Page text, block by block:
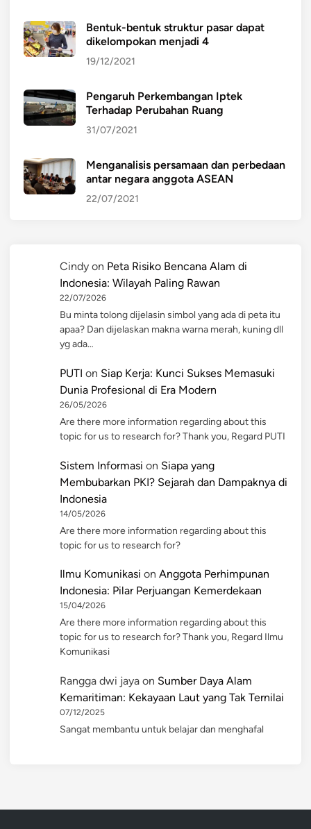
Bentuk-bentuk struktur pasar dapat
dikelompokan menjadi 4
19/12/2021
Pengaruh Perkembangan Iptek
Terhadap Perubahan Ruang
31/07/2021
Menganalisis persamaan dan perbedaan
antar negara anggota ASEAN
22/07/2021
Cindy on Peta Risiko Bencana Alam di
Indonesia: Wilayah Paling Rawan
22/07/2026
Bu minta tolong dijelasin simbol yang ada di peta itu
apaa? Dan dijelaskan makna warna merah, kuning dll
yg ada…
PUTI on Siap Kerja: Kunci Sukses Memasuki
Dunia Profesional di Era Modern
26/05/2026
Are there more information regarding about this
topic for us to research for? Thank you, Regard PUTI
Sistem Informasi on Siapa yang
Membubarkan PKI? Sejarah dan Dampaknya di
Indonesia
14/05/2026
Are there more information regarding about this
topic for us to research for?
Ilmu Komunikasi on Anggota Perhimpunan
Indonesia: Pilar Perjuangan Kemerdekaan
15/04/2026
Are there more information regarding about this
topic for us to research for? Thank you, Regard Ilmu
Komunikasi
Rangga dwi jaya on Sumber Daya Alam
Kemaritiman: Kekayaan Laut yang Tak Ternilai
07/12/2025
Sangat membantu untuk belajar dan menghafal